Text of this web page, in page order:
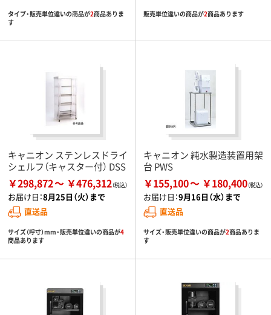
タイプ・販売単位違いの商品が2商品ありま
す
販売単位違いの商品が2商品あります
キャニオン ステンレスドライ
シェルフ（キャスター付） DSS
￥298,872 ￥476,312
お届け日：8月25日（火）まで
直送品
サイズ（呼寸）mm・販売単位違いの商品が4
商品あります
キャニオン 純水製造装置用架
台 PWS
￥155,100 ￥180,400
お届け日：9月16日（水）まで
直送品
サイズ・販売単位違いの商品が2商品ありま
す